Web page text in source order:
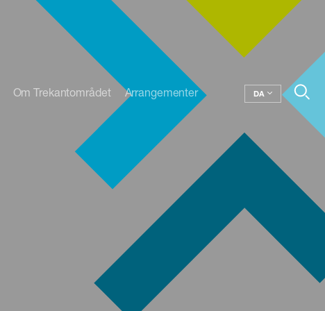
Om Trekantområdet Arrangementer DA